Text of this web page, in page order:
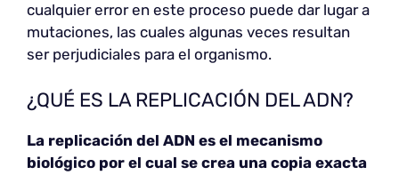
cualquier error en este proceso puede dar lugar a
mutaciones, las cuales algunas veces resultan
ser perjudiciales para el organismo.
¿QUÉ ES LA REPLICACIÓN DEL ADN?
La replicación del ADN es el mecanismo
biológico por el cual se crea una copia exacta